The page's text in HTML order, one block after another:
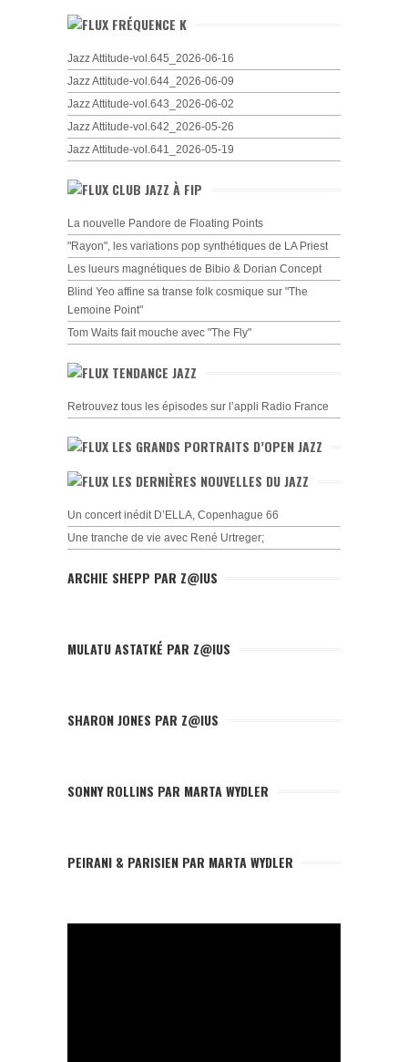
FRÉQUENCE K
Jazz Attitude-vol.645_2026-06-16
Jazz Attitude-vol.644_2026-06-09
Jazz Attitude-vol.643_2026-06-02
Jazz Attitude-vol.642_2026-05-26
Jazz Attitude-vol.641_2026-05-19
CLUB JAZZ À FIP
La nouvelle Pandore de Floating Points
"Rayon", les variations pop synthétiques de LA Priest
Les lueurs magnétiques de Bibio & Dorian Concept
Blind Yeo affine sa transe folk cosmique sur "The
Lemoine Point"
Tom Waits fait mouche avec "The Fly"
TENDANCE JAZZ
Retrouvez tous les épisodes sur l’appli Radio France
LES GRANDS PORTRAITS D’OPEN JAZZ
LES DERNIÈRES NOUVELLES DU JAZZ
Un concert inédit D’ELLA, Copenhague 66
Une tranche de vie avec René Urtreger;
ARCHIE SHEPP PAR Z@IUS
MULATU ASTATKÉ PAR Z@IUS
SHARON JONES PAR Z@IUS
SONNY ROLLINS PAR MARTA WYDLER
PEIRANI & PARISIEN PAR MARTA WYDLER